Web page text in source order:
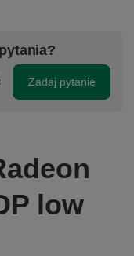
Zadaj pytanie
low